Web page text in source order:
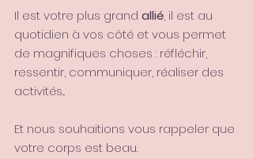
Il est votre plus grand allié, il est au
quotidien à vos côté et vous permet
de magnifiques choses : réfléchir,
ressentir, communiquer, réaliser des
activités...
Et nous souhaitions vous rappeler que
votre corps est beau.